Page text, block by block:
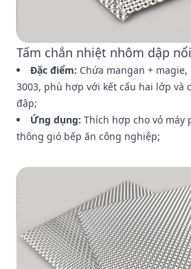
Tấm chắn nhiệt nhôm dập
Đặc điểm: Chứa mangan +
3003, phù hợp với kết cấu hai lớp và
đập;
Ứng dụng: Thích hợp cho vỏ máy
thông gió bếp ăn công nghiệp;